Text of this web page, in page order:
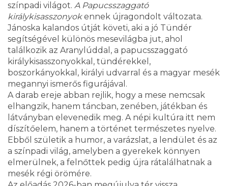
színpadi világot. A Papucsszaggató
királykisasszonyokennek újragondolt változata.
Jánoska kalandos útját követi, aki a jó Tündér
segítségével különös mesevilágba jut, ahol
találkozik az Aranylúddal, a papucsszaggató
királykisasszonyokkal, tündérekkel,
boszorkányokkal, királyi udvarral és a magyar mesék
megannyi ismerős figurájával.
A darab ereje abban rejlik, hogy a mese nemcsak
elhangzik, hanem táncban, zenében, játékban és
látványban elevenedik meg. A népi kultúra itt nem
díszítőelem, hanem a történet természetes nyelve.
Ebből születik a humor, a varázslat, a lendület és az
a színpadi világ, amelyben a gyerekek könnyen
elmerülnek, a felnőttek pedig újra rátalálhatnak a
mesék régi örömére.